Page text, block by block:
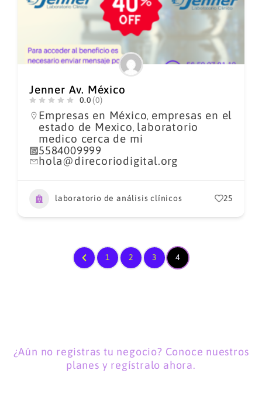
Jenner Av. México
0.0 (0)
Empresas en México, empresas en el
estado de Mexico, laboratorio
medico cerca de mi
5584009999
hola@direcoriodigital.org
laboratorio de análisis clínicos 25
1 2 3 4
¿Aún no registras tu negocio? Conoce nuestros
planes y regístralo ahora.